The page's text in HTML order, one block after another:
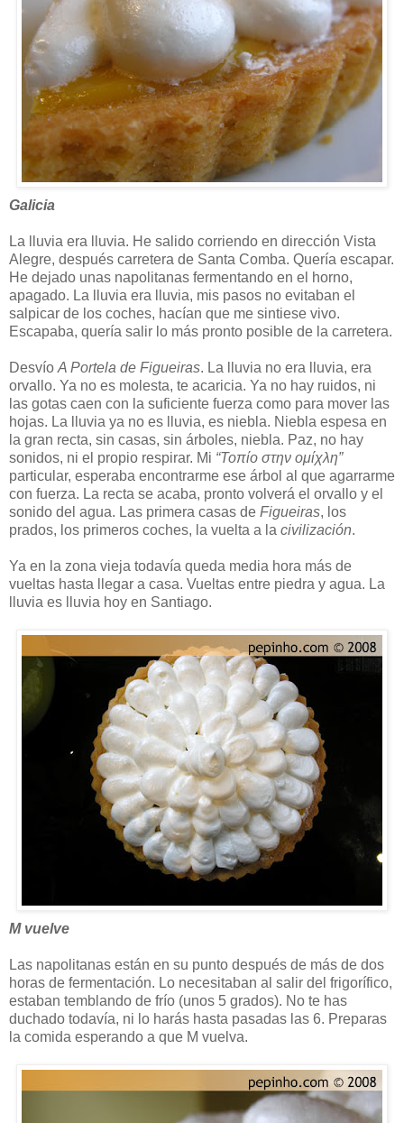
Galicia
La lluvia era lluvia. He salido corriendo en dirección Vista
Alegre, después carretera de Santa Comba. Quería escapar.
He dejado unas napolitanas fermentando en el horno,
apagado. La lluvia era lluvia, mis pasos no evitaban el
salpicar de los coches, hacían que me sintiese vivo.
Escapaba, quería salir lo más pronto posible de la carretera.
Desvío A Portela de Figueiras. La lluvia no era lluvia, era
orvallo. Ya no es molesta, te acaricia. Ya no hay ruidos, ni
las gotas caen con la suficiente fuerza como para mover las
hojas. La lluvia ya no es lluvia, es niebla. Niebla espesa en
la gran recta, sin casas, sin árboles, niebla. Paz, no hay
sonidos, ni el propio respirar. Mi “Τοπίο στην ομίχλη”
particular, esperaba encontrarme ese árbol al que agarrarme
con fuerza. La recta se acaba, pronto volverá el orvallo y el
sonido del agua. Las primera casas de Figueiras, los
prados, los primeros coches, la vuelta a la civilización.
Ya en la zona vieja todavía queda media hora más de
vueltas hasta llegar a casa. Vueltas entre piedra y agua. La
lluvia es lluvia hoy en Santiago.
M vuelve
Las napolitanas están en su punto después de más de dos
horas de fermentación. Lo necesitaban al salir del frigorífico,
estaban temblando de frío (unos 5 grados). No te has
duchado todavía, ni lo harás hasta pasadas las 6. Preparas
la comida esperando a que M vuelva.